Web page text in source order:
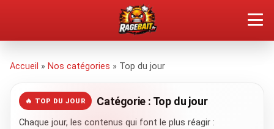
SOUMETTRE SA RAGE
ÇA FAIT RÉAGIR
Accueil » Nos catégories » Top du jour
🔥 TOP DU JOUR Catégorie : Top du jour
Chaque jour, les contenus qui font le plus réagir :